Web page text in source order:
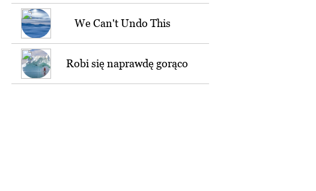
We Can't Undo This
Robi się naprawdę gorąco